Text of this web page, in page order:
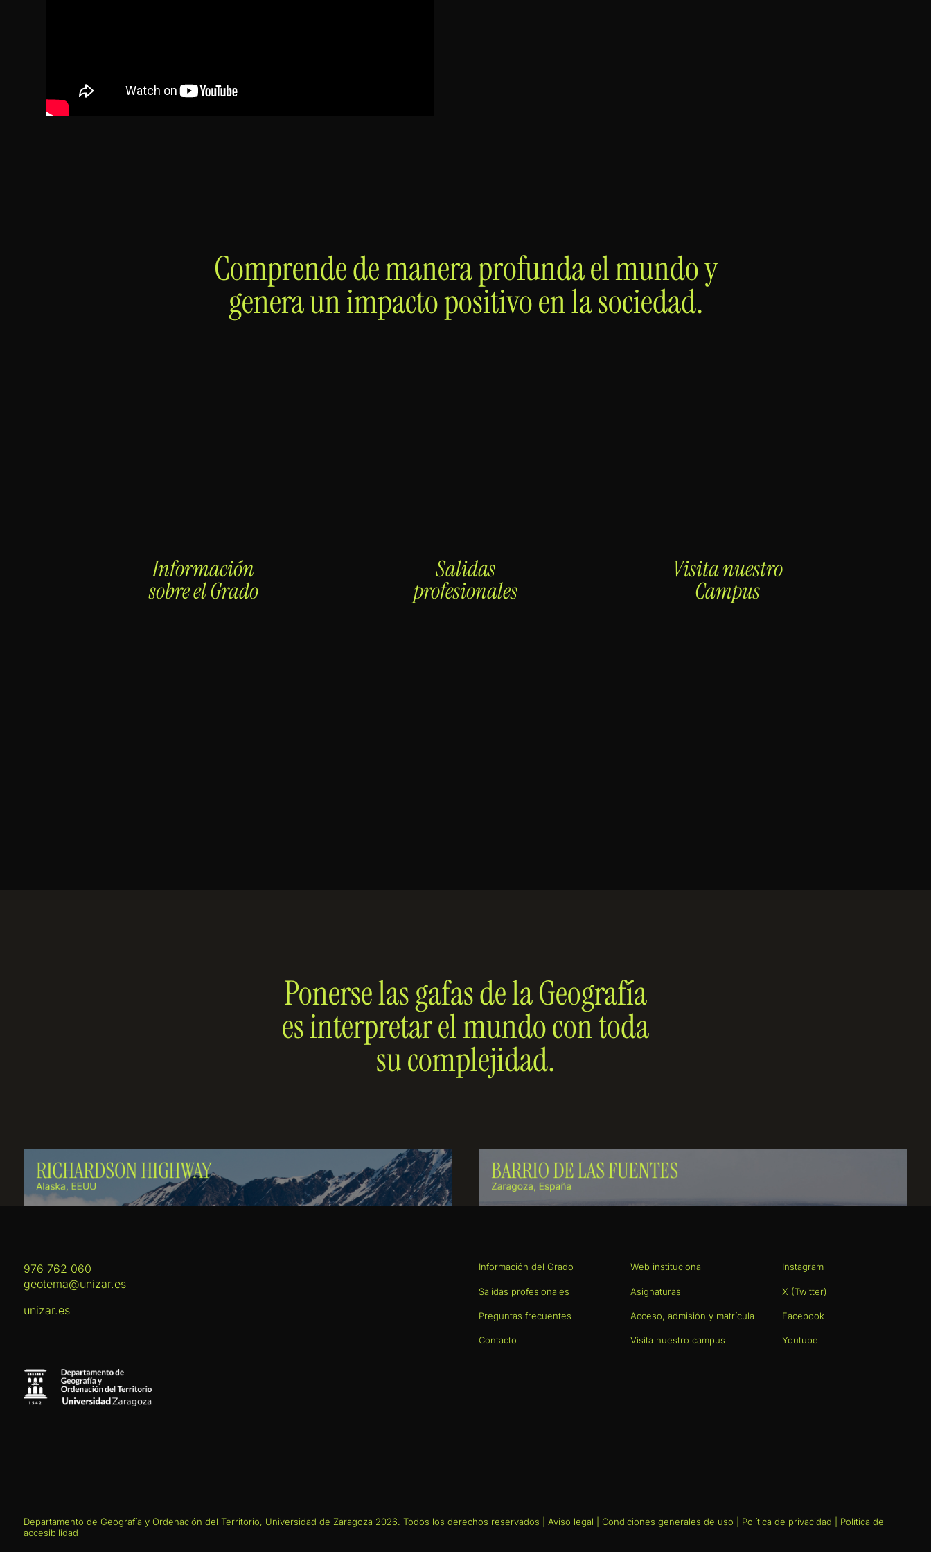
Comprende de manera profunda el mundo y
genera un impacto positivo en la sociedad.
Información
sobre el Grado
Salidas
profesionales
Visita nuestro
Campus
Ponerse las gafas de la Geografía
es interpretar el mundo con toda
su complejidad.
976 762 060
geotema@unizar.es
unizar.es
Información del Grado
Salidas profesionales
Preguntas frecuentes
Contacto
Web institucional
Asignaturas
Acceso, admisión y matrícula
Visita nuestro campus
Instagram
X (Twitter)
Facebook
Youtube
Departamento de Geografía y Ordenación del Territorio, Universidad de Zaragoza 2026. Todos los derechos reservados Aviso legal Condiciones generales de uso Política de privacidad
Política de
accesibilidad